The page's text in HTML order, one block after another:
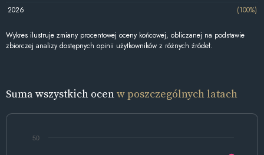
2026
(100%)
Wykres ilustruje zmiany procentowej oceny końcowej, obliczanej na podstawie
zbiorczej analizy dostępnych opinii użytkowników z różnych źródeł.
Suma wszystkich ocenw poszczególnych latach
50